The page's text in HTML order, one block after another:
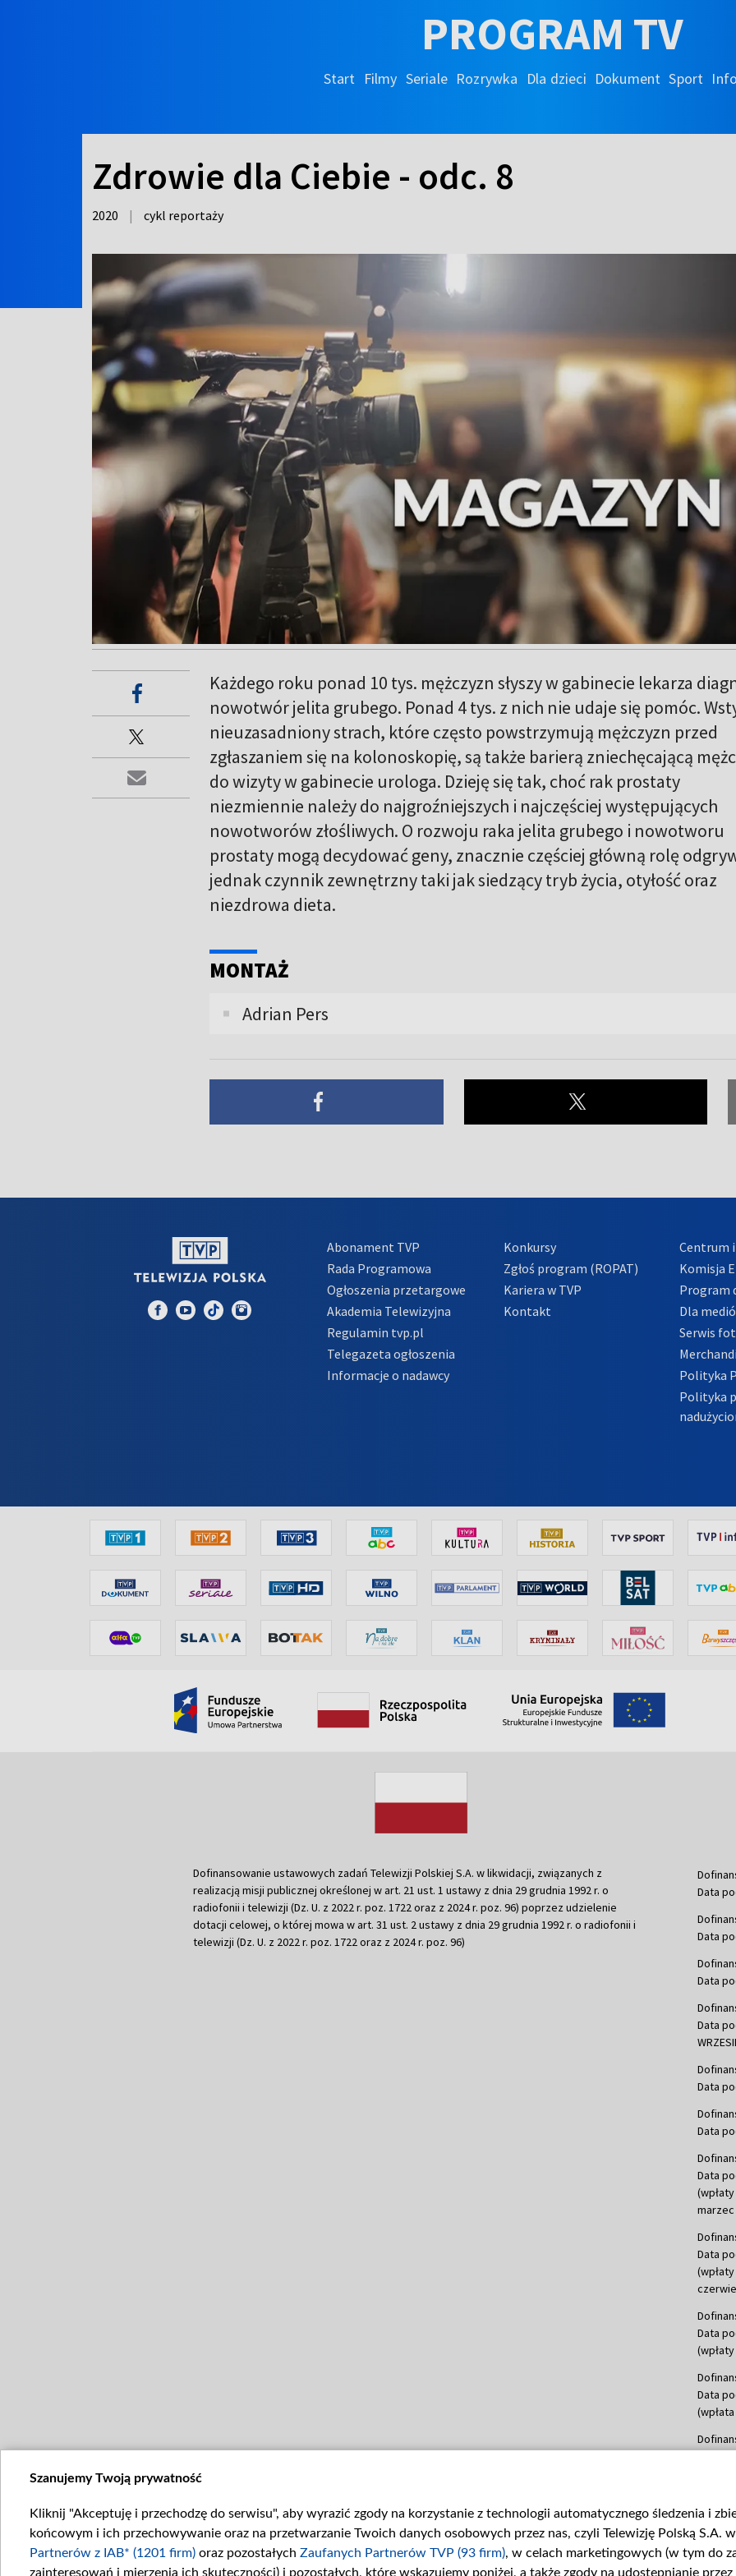
PROGRAM TV
Start Filmy Seriale Rozrywka Dla dzieci Dokument Sport
Zdrowie dla Ciebie - odc. 8
2020 | cykl reportaży
Każdego roku ponad 10 tys. mężczyzn słyszy w gabinecie lekarza
nowotwór jelita grubego. Ponad 4 tys. z nich nie udaje się pomóc.
nieuzasadniony strach, które często powstrzymują mężczyzn przed
zgłaszaniem się na kolonoskopię, są także barierą zniechęcającą
do wizyty w gabinecie urologa. Dzieję się tak, choć rak prostaty
niezmiennie należy do najgroźniejszych i najczęściej występujących
nowotworów złośliwych. O rozwoju raka jelita grubego i nowotworu
prostaty mogą decydować geny, znacznie częściej główną rolę
jednak czynnik zewnętrzny taki jak siedzący tryb życia, otyłość oraz
niezdrowa dieta.
MONTAŻ
Adrian Pers
Abonament TVP
Rada Programowa
Ogłoszenia przetargowe
Akademia Telewizyjna
Regulamin tvp.pl
Telegazeta ogłoszenia
Informacje o nadawcy
Konkursy
Zgłoś program (ROPAT)
Kariera w TVP
Kontakt
Centrum
Komisja
Program
Dla
Serwis
Polityka
Polityka
Dofinansowanie ustawowych zadań Telewizji Polskiej S.A. w likwidacji, związanych z
realizacją misji publicznej określonej w art. 21 ust. 1 ustawy z dnia 29 grudnia 1992 r. o
radiofonii i telewizji (Dz. U. z 2022 r. poz. 1722 oraz z 2024 r. poz. 96) poprzez udzielenie
dotacji celowej, o której mowa w art. 31 ust. 2 ustawy z dnia 29 grudnia 1992 r. o radiofonii i
telewizji (Dz. U. z 2022 r. poz. 1722 oraz z 2024 r. poz. 96)
Data
Data
Data
Data
Data
Data
Data
marzec
Data
Data
Data
Data
Szanujemy Twoją prywatność
Kliknij "Akceptuję i przechodzę do serwisu", aby wyrazić zgody na korzystanie z technologii automatycznego śledzenia i
końcowym i ich przechowywanie oraz na przetwarzanie Twoich danych osobowych przez nas, czyli Telewizję Polską S.A.
Partnerów z IAB* (1201 firm) oraz pozostałych Zaufanych Partnerów TVP (93 firm), w celach marketingowych (w tym do
zainteresowań i mierzenia ich skuteczności) i pozostałych, które wskazujemy poniżej, a także zgody na udostępnianie